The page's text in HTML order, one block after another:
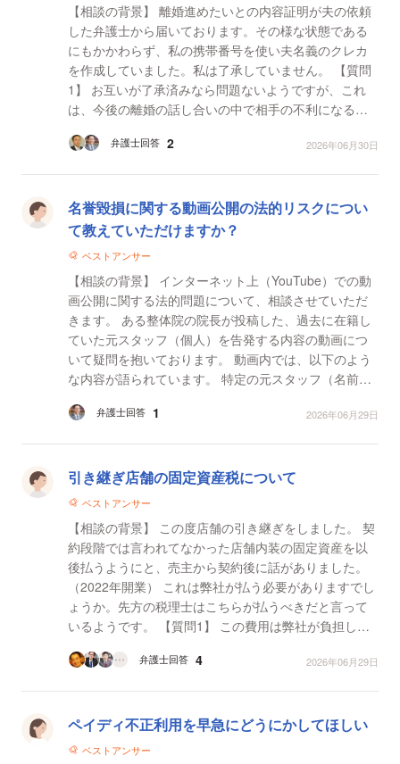
【相談の背景】 離婚進めたいとの内容証明が夫の依頼
した弁護士から届いております。その様な状態である
にもかかわらず、私の携帯番号を使い夫名義のクレカ
を作成していました。私は了承していません。 【質問
1】 お互いが了承済みなら問題ないようですが、これ
は、今後の離婚の話し合いの中で相手の不利になる案
弁護士回答 2 2026年06月30日
名誉毀損に関する動画公開の法的リスクについ
て教えていただけますか？
ベストアンサー
【相談の背景】 インターネット上（YouTube）での動
画公開に関する法的問題について、相談させていただ
きます。 ある整体院の院長が投稿した、過去に在籍し
ていた元スタッフ（個人）を告発する内容の動画につ
いて疑問を抱いております。 動画内では、以下のよう
な内容が語られています。 特定の元スタッフ（名前や
弁護士回答 1 2026年06月29日
引き継ぎ店舗の固定資産税について
ベストアンサー
【相談の背景】 この度店舗の引き継ぎをしました。 契
約段階では言われてなかった店舗内装の固定資産を以
後払うようにと、売主から契約後に話がありました。
（2022年開業） これは弊社が払う必要がありますでし
ょうか。先方の税理士はこちらが払うべきだと言って
いるようです。 【質問1】 この費用は弊社が負担しな
弁護士回答 4 2026年06月29日
ペイディ不正利用を早急にどうにかしてほしい
ベストアンサー